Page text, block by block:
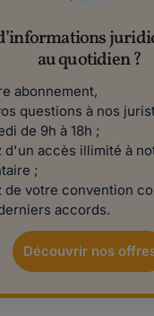
au quotidien ?
abonnement,
questions à nos
de 9h à 18h ;
accès illimité à
;
de votre convention
accords.
Découvrir nos